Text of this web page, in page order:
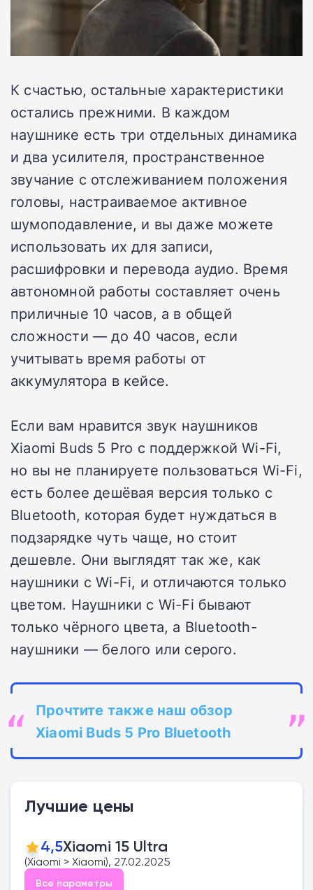
К счастью, остальные характеристики
остались прежними. В каждом
наушнике есть три отдельных динамика
и два усилителя, пространственное
звучание с отслеживанием положения
головы, настраиваемое активное
шумоподавление, и вы даже можете
использовать их для записи,
расшифровки и перевода аудио. Время
автономной работы составляет очень
приличные 10 часов, а в общей
сложности — до 40 часов, если
учитывать время работы от
аккумулятора в кейсе.
Если вам нравится звук наушников
Xiaomi Buds 5 Pro с поддержкой Wi-Fi,
но вы не планируете пользоваться Wi-Fi,
есть более дешёвая версия только с
Bluetooth, которая будет нуждаться в
подзарядке чуть чаще, но стоит
дешевле. Они выглядят так же, как
наушники с Wi-Fi, и отличаются только
цветом. Наушники с Wi-Fi бывают
только чёрного цвета, а Bluetooth-
наушники — белого или серого.
Прочтите также наш обзор
Xiaomi Buds 5 Pro Bluetooth
Лучшие цены
4,5Xiaomi 15 Ultra
(Xiaomi > Xiaomi), 27.02.2025
Все параметры